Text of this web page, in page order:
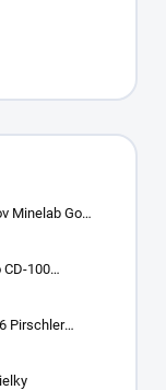
Minelab Go
CD-100
plynov
Pirschler
zelený